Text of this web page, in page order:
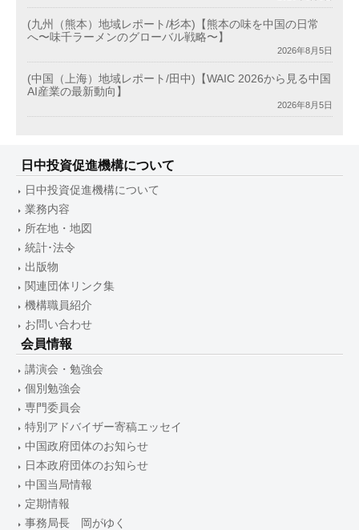
(九州（熊本）地域レポート/杉本)【熊本の味を中国の日常
へ〜味千ラーメンのグローバル戦略〜】
2026年8月5日
(中国（上海）地域レポート/田中)【WAIC 2026から見る中国
AI産業の最新動向】
2026年8月5日
日中投資促進機構について
日中投資促進機構について
業務内容
所在地・地図
統計･法令
出版物
関連団体リンク集
機構職員紹介
お問い合わせ
会員情報
講演会・勉強会
個別勉強会
専門委員会
特別アドバイザー寄稿エッセイ
中国政府団体のお知らせ
日本政府団体のお知らせ
中国当局情報
定期情報
事務局長 岡がゆく